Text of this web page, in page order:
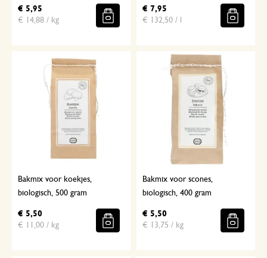
€ 5,95
€ 14,88 / kg
€ 7,95
€ 132,50 / l
Bakmix voor koekjes,
biologisch, 500 gram
€ 5,50
€ 11,00 / kg
Bakmix voor scones,
biologisch, 400 gram
€ 5,50
€ 13,75 / kg